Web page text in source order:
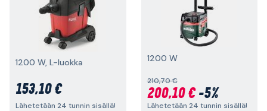
1200 W, L-luokka
153,10 €
Lähetetään 24 tunnin sisällä!
1200 W
210,70 €
200,10 €-5%
Lähetetään 24 tunnin sisällä!